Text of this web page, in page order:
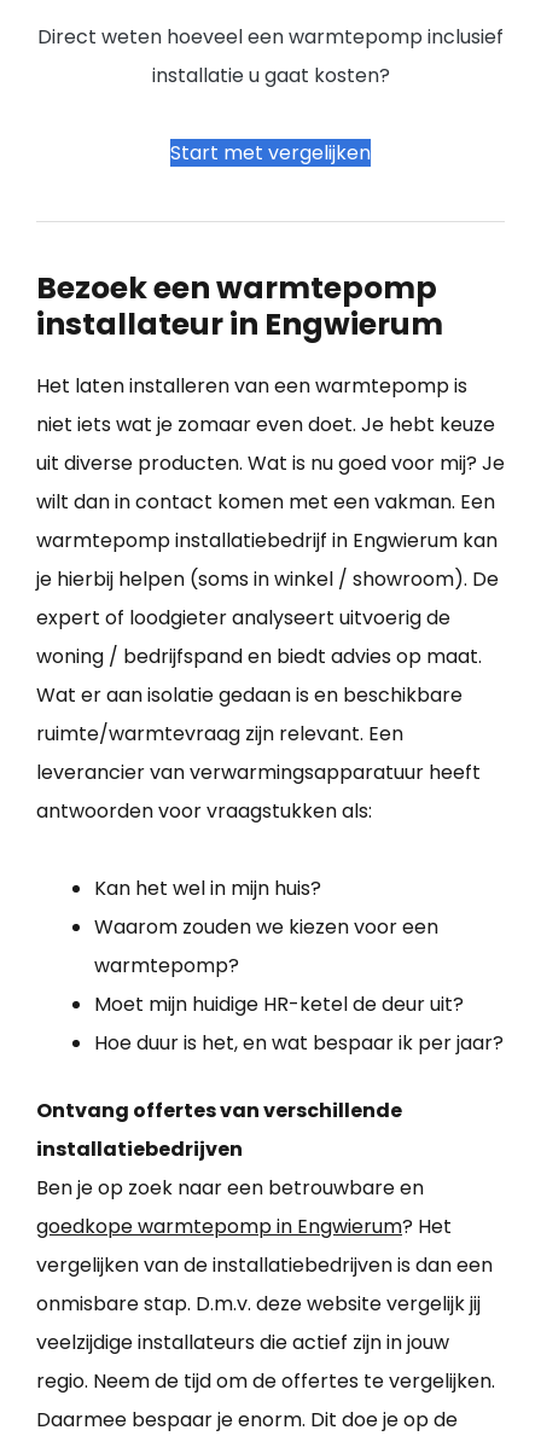
Direct weten hoeveel een warmtepomp inclusief
installatie u gaat kosten?
Start met vergelijken
Bezoek een warmtepomp
installateur in Engwierum
Het laten installeren van een warmtepomp is
niet iets wat je zomaar even doet. Je hebt keuze
uit diverse producten. Wat is nu goed voor mij? Je
wilt dan in contact komen met een vakman. Een
warmtepomp installatiebedrijf in Engwierum kan
je hierbij helpen (soms in winkel / showroom). De
expert of loodgieter analyseert uitvoerig de
woning / bedrijfspand en biedt advies op maat.
Wat er aan isolatie gedaan is en beschikbare
ruimte/warmtevraag zijn relevant. Een
leverancier van verwarmingsapparatuur heeft
antwoorden voor vraagstukken als:
Kan het wel in mijn huis?
Waarom zouden we kiezen voor een
warmtepomp?
Moet mijn huidige HR-ketel de deur uit?
Hoe duur is het, en wat bespaar ik per jaar?
Ontvang offertes van verschillende
installatiebedrijven
Ben je op zoek naar een betrouwbare en
goedkope warmtepomp in Engwierum? Het
vergelijken van de installatiebedrijven is dan een
onmisbare stap. D.m.v. deze website vergelijk jij
veelzijdige installateurs die actief zijn in jouw
regio. Neem de tijd om de offertes te vergelijken.
Daarmee bespaar je enorm. Dit doe je op de